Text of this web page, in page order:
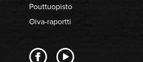
Pouttuopisto
Oiva-raportti